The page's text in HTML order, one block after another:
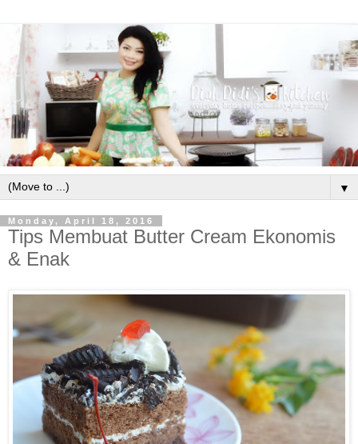
▼
Monday, April 18, 2016
Tips Membuat Butter Cream Ekonomis
& Enak